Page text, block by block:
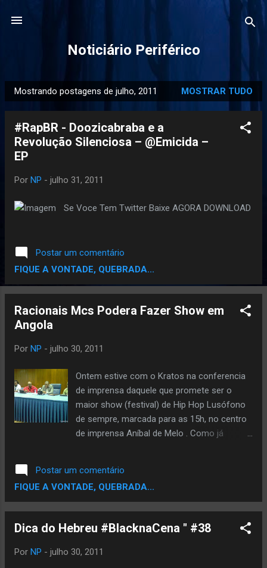
Noticiário Periférico
P
o
Mostrando postagens de julho, 2011 MOSTRAR TUDO
#RapBR - Doozicabraba e a
Revolução Silenciosa – @Emicida –
EP
Por NP - julho 31, 2011
Se Voce Tem Twitter Baixe AGORA DOWNLOAD
Postar um comentário
FIQUE A VONTADE, QUEBRADA...
Racionais Mcs Podera Fazer Show em
Angola
Por NP - julho 30, 2011
Ontem estive com o Kratos na conferencia
de imprensa daquele que promete ser o
maior show (festival) de Hip Hop Lusófono
de sempre, marcada para as 15h, no centro
de imprensa Aníbal de Melo . Como já
alguns dos principais nomes do Hip Hop
feito em Português. Segundo a organização
liderada pelo senhor Abraão dos Reis , a
menos 1 representante de cada país da
CPLP , e isto só não foi possível, devido a
Postar um comentário
FIQUE A VONTADE, QUEBRADA...
Dica do Hebreu #BlacknaCena " #38
Por NP - julho 30, 2011